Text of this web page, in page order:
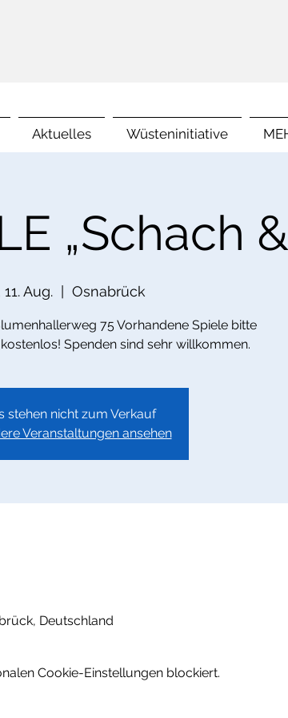
Aktuelles Wüsteninitiative
„Schach
11. Aug.
  |
Osnabrück
75 Vorhandene Spiele bitte
Spenden sind sehr willkommen.
stehen nicht zum Verkauf
Veranstaltungen ansehen
Deutschland
Cookie-Einstellungen blockiert.